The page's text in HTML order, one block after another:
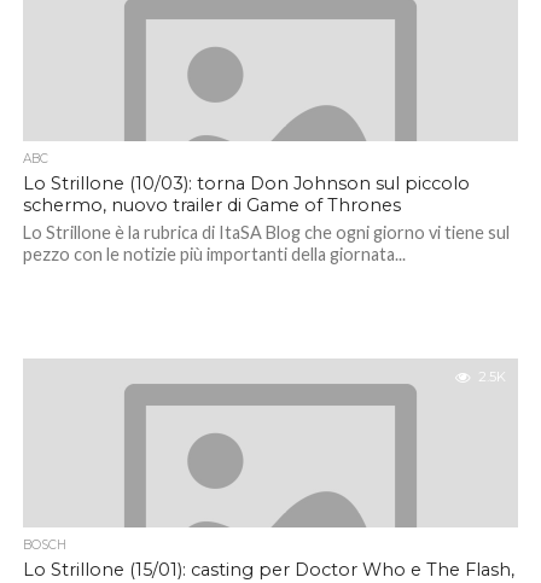
ABC
Lo Strillone (10/03): torna Don Johnson sul piccolo
schermo, nuovo trailer di Game of Thrones
Lo Strillone è la rubrica di ItaSA Blog che ogni giorno vi tiene sul
pezzo con le notizie più importanti della giornata...
2.5K
BOSCH
Lo Strillone (15/01): casting per Doctor Who e The Flash,